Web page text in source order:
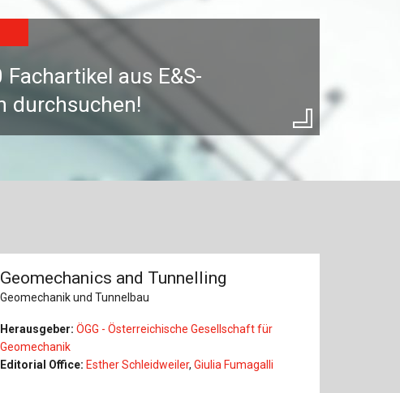
Fachartikel aus E&S-
durchsuchen!
Geomechanics and Tunnelling
Geomechanik und Tunnelbau
Herausgeber: ÖGG - Österreichische Gesellschaft für
Geomechanik
Editorial Office: Esther Schleidweiler, Giulia Fumagalli